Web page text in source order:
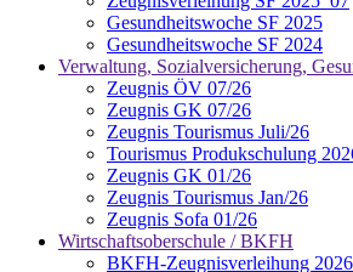
Gesundheitswoche SF 2025
Gesundheitswoche SF 2024
Verwaltung, Sozialversicherung,
Zeugnis ÖV 07/26
Zeugnis GK 07/26
Zeugnis Tourismus Juli/26
Tourismus Produkschulung
Zeugnis GK 01/26
Zeugnis Tourismus Jan/26
Zeugnis Sofa 01/26
Wirtschaftsoberschule / BKFH
BKFH-Zeugnisverleihung 2026